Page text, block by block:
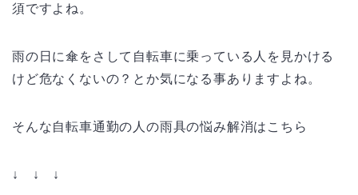
須ですよね。
雨の日に傘をさして自転車に乗っている人を見かける
けど危なくないの？とか気になる事ありますよね。
そんな自転車通勤の人の雨具の悩み解消はこちら
↓ ↓ ↓